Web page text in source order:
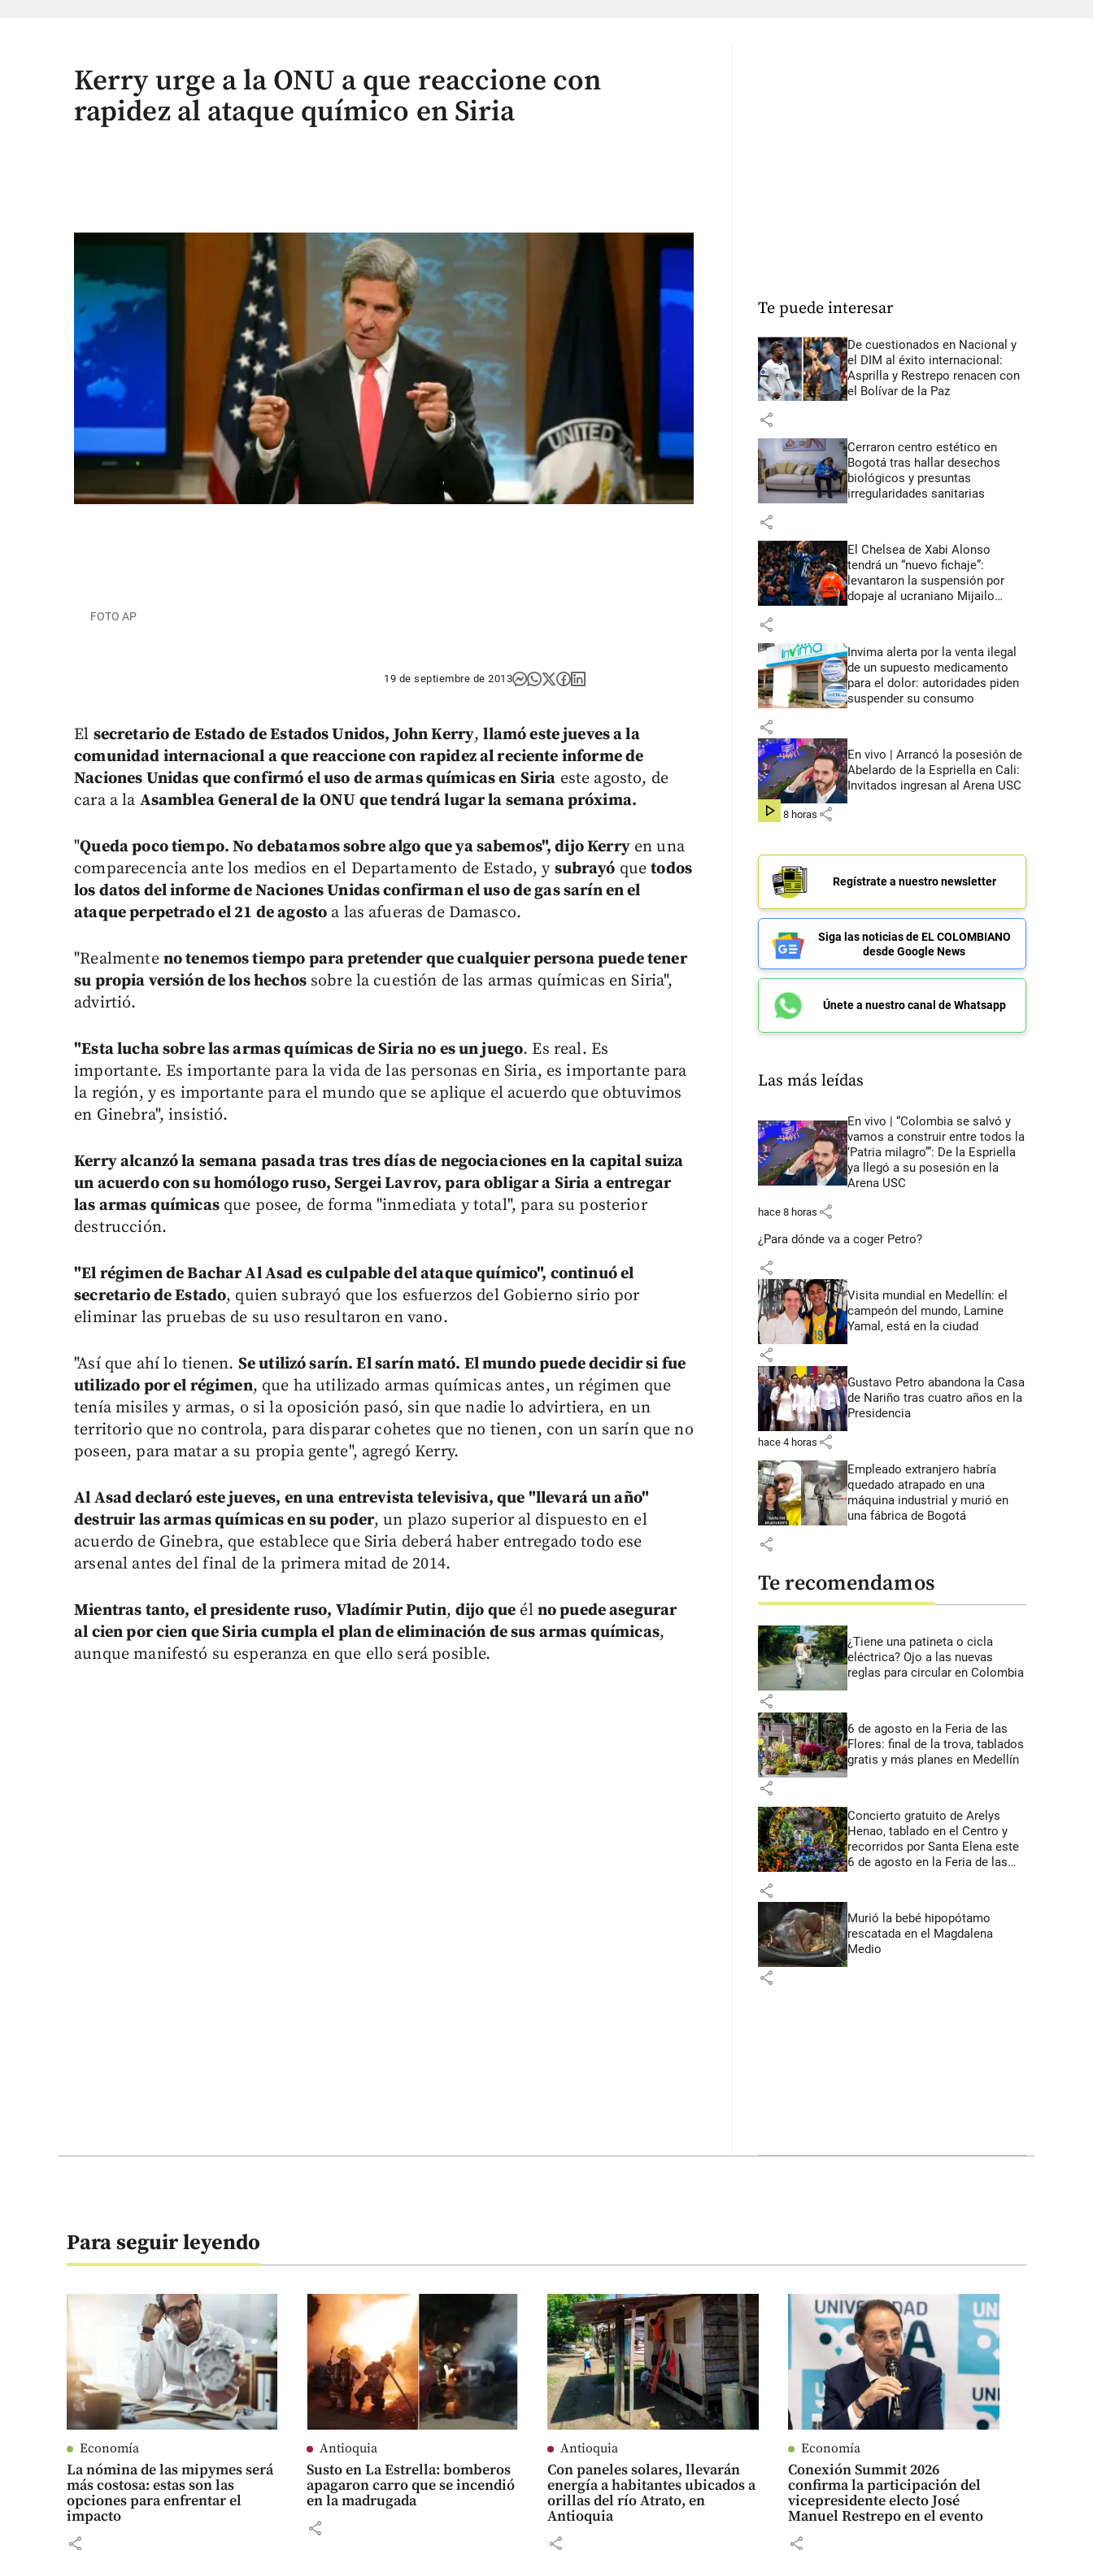
Kerry urge a la ONU a que reaccione con
rapidez al ataque químico en Siria
FOTO AP
19 de septiembre de 2013
El secretario de Estado de Estados Unidos, John Kerry,llamó este jueves a la
comunidad internacional a que reaccione con rapidez al reciente informe de
Naciones Unidas que confirmó el uso de armas químicas en Siria este agosto, de
cara a la Asamblea General de la ONU que tendrá lugar la semana próxima.
"Queda poco tiempo. No debatamos sobre algo que ya sabemos", dijo Kerryen una
comparecencia ante los medios en el Departamento de Estado, y subrayó quetodos
los datos del informe de Naciones Unidas confirman el uso de gas sarín en el
ataque perpetrado el 21 de agosto a las afueras de Damasco.
"Realmente no tenemos tiempo para pretender que cualquier persona puede tener
su propia versión de los hechossobre la cuestión de las armas químicas en Siria",
advirtió.
"Esta lucha sobre las armas químicas de Siria no es un juego. Es real. Es
importante. Es importante para la vida de las personas en Siria, es importante para
la región, y es importante para el mundo que se aplique el acuerdo que obtuvimos
en Ginebra", insistió.
Kerry alcanzó la semana pasada tras tres días de negociaciones en la capital suiza
un acuerdo con su homólogo ruso, Sergei Lavrov, para obligar a Siria a entregar
las armas químicasque posee, de forma "inmediata y total", para su posterior
destrucción.
"El régimen de Bachar Al Asad es culpable del ataque químico", continuó el
secretario de Estado, quien subrayó que los esfuerzos del Gobierno sirio por
eliminar las pruebas de su uso resultaron en vano.
"Así que ahí lo tienen. Se utilizó sarín. El sarín mató. El mundo puede decidir si fue
utilizado por el régimen, que ha utilizado armas químicas antes, un régimen que
tenía misiles y armas, o si la oposición pasó, sin que nadie lo advirtiera, en un
territorio que no controla, para disparar cohetes que no tienen, con un sarín que no
poseen, para matar a su propia gente", agregó Kerry.
Al Asad declaró este jueves, en una entrevista televisiva, que "llevará un año"
destruir las armas químicas en su poder, un plazo superior al dispuesto en el
acuerdo de Ginebra, que establece que Siria deberá haber entregado todo ese
arsenal antes del final de la primera mitad de 2014.
Mientras tanto, el presidente ruso, Vladímir Putin, dijo que él no puede asegurar
al cien por cien que Siria cumpla el plan de eliminación de sus armas químicas,
aunque manifestó su esperanza en que ello será posible.
Te puede interesar
De cuestionados en Nacional y
el DIM al éxito internacional:
Asprilla y Restrepo renacen con
el Bolívar de la Paz
share
Cerraron centro estético en
Bogotá tras hallar desechos
biológicos y presuntas
irregularidades sanitarias
share
El Chelsea de Xabi Alonso
tendrá un “nuevo fichaje”:
levantaron la suspensión por
dopaje al ucraniano Mijailo
share
Invima alerta por la venta ilegal
de un supuesto medicamento
para el dolor: autoridades piden
suspender su consumo
share
En vivo | Arrancó la posesión de
Abelardo de la Espriella en Cali:
Invitados ingresan al Arena USC
hace 8 horas share
Regístrate a nuestro newsletter
Siga las noticias de EL COLOMBIANO
desde Google News
Únete a nuestro canal de Whatsapp
Las más leídas
En vivo | “Colombia se salvó y
vamos a construir entre todos la
‘Patria milagro’”: De la Espriella
ya llegó a su posesión en la
Arena USC
hace 8 horas share
¿Para dónde va a coger Petro?
share
Visita mundial en Medellín: el
campeón del mundo, Lamine
Yamal, está en la ciudad
share
Gustavo Petro abandona la Casa
de Nariño tras cuatro años en la
Presidencia
hace 4 horas share
Empleado extranjero habría
quedado atrapado en una
máquina industrial y murió en
una fábrica de Bogotá
share
Te recomendamos
¿Tiene una patineta o cicla
eléctrica? Ojo a las nuevas
reglas para circular en Colombia
share
6 de agosto en la Feria de las
Flores: final de la trova, tablados
gratis y más planes en Medellín
share
Concierto gratuito de Arelys
Henao, tablado en el Centro y
recorridos por Santa Elena este
6 de agosto en la Feria de las
share
Murió la bebé hipopótamo
rescatada en el Magdalena
Medio
share
Para seguir leyendo
Economía
La nómina de las mipymes será
más costosa: estas son las
opciones para enfrentar el
impacto
share
Antioquia
Susto en La Estrella: bomberos
apagaron carro que se incendió
en la madrugada
share
Antioquia
Con paneles solares, llevarán
energía a habitantes ubicados a
orillas del río Atrato, en
Antioquia
share
Economía
Conexión Summit 2026
confirma la participación del
vicepresidente electo José
Manuel Restrepo en el evento
share